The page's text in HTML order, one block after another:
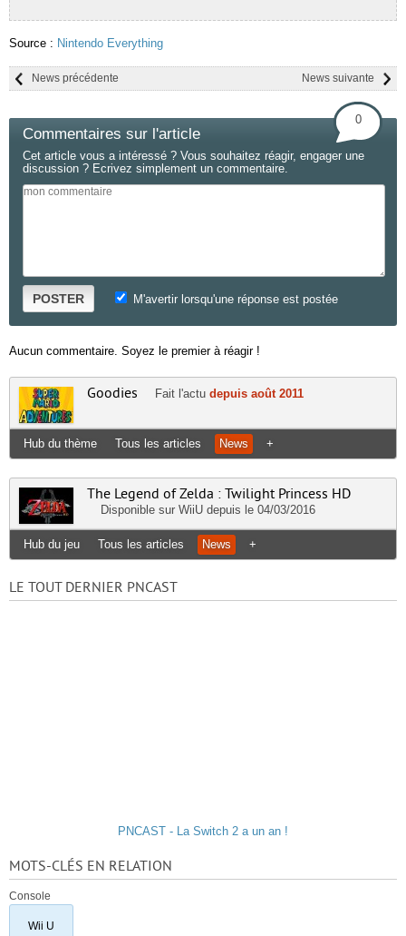
Source : Nintendo Everything
News suivante
News précédente
Commentaires sur l'article
0
Cet article vous a intéressé ? Vous souhaitez réagir, engager une
discussion ? Ecrivez simplement un commentaire.
POSTER M'avertir lorsqu'une réponse est postée
Aucun commentaire. Soyez le premier à réagir !
Goodies Fait l'actu depuis août 2011
Hub du thème Tous les articles News +
The Legend of Zelda : Twilight Princess HD
Disponible sur WiiU depuis le 04/03/2016
Hub du jeu Tous les articles News +
LE TOUT DERNIER PNCAST
PNCAST - La Switch 2 a un an !
MOTS-CLÉS EN RELATION
Console
Wii U